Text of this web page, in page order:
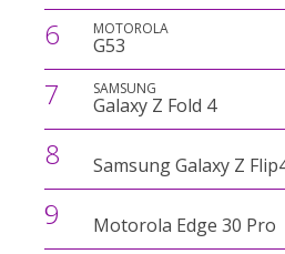
6 MOTOROLA
G53
7 SAMSUNG
Galaxy Z Fold 4
8 Samsung Galaxy Z
9 Motorola Edge 30 Pro